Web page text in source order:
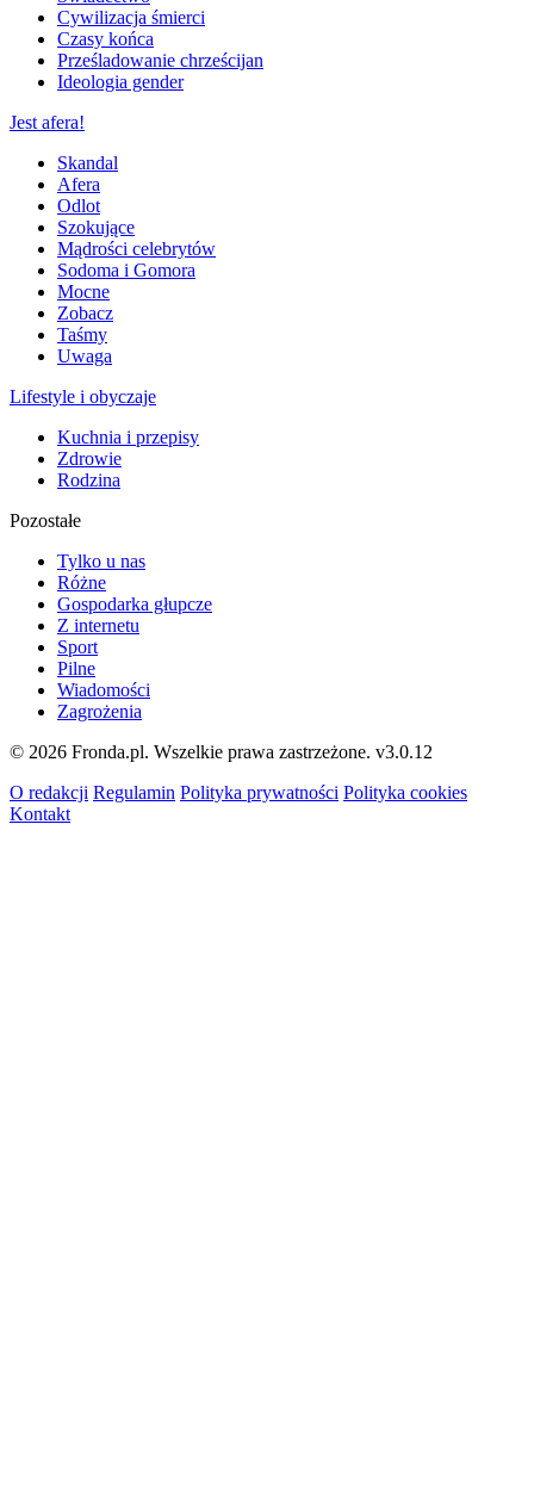
Cywilizacja śmierci
Czasy końca
Prześladowanie chrześcijan
Ideologia gender
Jest afera!
Skandal
Afera
Odlot
Szokujące
Mądrości celebrytów
Sodoma i Gomora
Mocne
Zobacz
Taśmy
Uwaga
Lifestyle i obyczaje
Kuchnia i przepisy
Zdrowie
Rodzina
Pozostałe
Tylko u nas
Różne
Gospodarka głupcze
Z internetu
Sport
Pilne
Wiadomości
Zagrożenia
© 2026 Fronda.pl. Wszelkie prawa zastrzeżone. v3.0.12
O redakcji Regulamin Polityka prywatności Polityka cookies
Kontakt